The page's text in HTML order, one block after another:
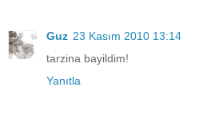
Guz 23 Kasım 2010 13:14
tarzina bayildim!
Yanıtla